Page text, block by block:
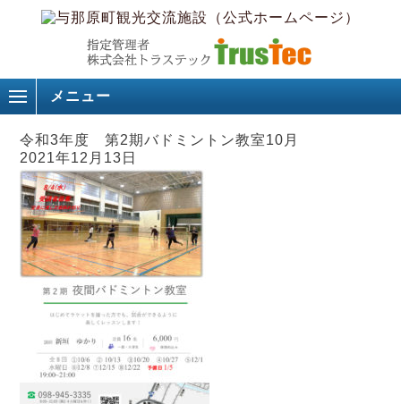
メニュー
令和3年度 第2期バドミントン教室10月
2021年12月13日